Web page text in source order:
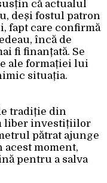
că actualul
deși fostul patron
fapt care confirmă
încă de
fi finanțată. Se
ale formației lui
situația.
tradiție din
liber investițiilor
pătrat ajunge
acest moment,
pentru a salva